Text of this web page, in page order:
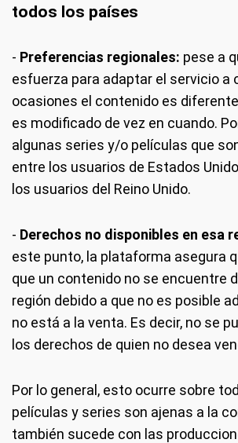
todos los países
- Preferencias regionales: pese a
esfuerza para adaptar el servicio a
ocasiones el contenido es
es modificado de vez en cuando.
algunas series y/o películas que
entre los usuarios de Estados
los usuarios del Reino Unido.
- Derechos no disponibles en esa
este punto, la plataforma asegura
que un contenido no se encuentre
región debido a que no es posible
no está a la venta. Es decir, no se
los derechos de quien no desea
Por lo general, esto ocurre sobre
películas y series son ajenas a la
también sucede con las